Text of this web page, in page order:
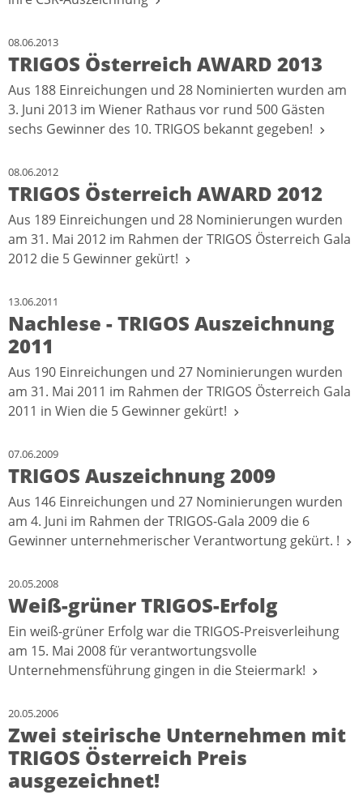
08.06.2013
TRIGOS Österreich AWARD 2013
Aus 188 Einreichungen und 28 Nominierten wurden am
3. Juni 2013 im Wiener Rathaus vor rund 500 Gästen
sechs Gewinner des 10. TRIGOS bekannt gegeben!
08.06.2012
TRIGOS Österreich AWARD 2012
Aus 189 Einreichungen und 28 Nominierungen wurden
am 31. Mai 2012 im Rahmen der TRIGOS Österreich Gala
2012 die 5 Gewinner gekürt!
13.06.2011
Nachlese - TRIGOS Auszeichnung
2011
Aus 190 Einreichungen und 27 Nominierungen wurden
am 31. Mai 2011 im Rahmen der TRIGOS Österreich Gala
2011 in Wien die 5 Gewinner gekürt!
07.06.2009
TRIGOS Auszeichnung 2009
Aus 146 Einreichungen und 27 Nominierungen wurden
am 4. Juni im Rahmen der TRIGOS-Gala 2009 die 6
Gewinner unternehmerischer Verantwortung gekürt. !
20.05.2008
Weiß-grüner TRIGOS-Erfolg
Ein weiß-grüner Erfolg war die TRIGOS-Preisverleihung
am 15. Mai 2008 für verantwortungsvolle
Unternehmensführung gingen in die Steiermark!
20.05.2006
Zwei steirische Unternehmen mit
TRIGOS Österreich Preis
ausgezeichnet!